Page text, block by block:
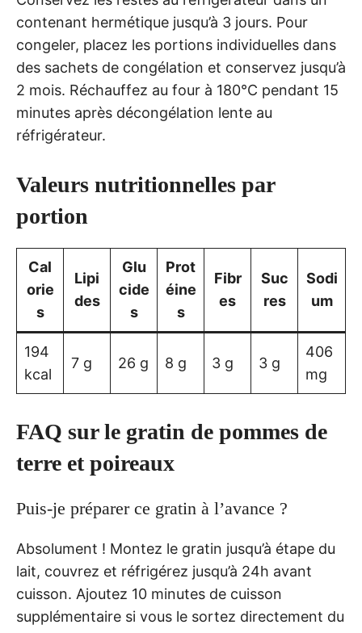
contenant hermétique jusqu’à 3 jours. Pour
congeler, placez les portions individuelles dans
des sachets de congélation et conservez jusqu’à
2 mois. Réchauffez au four à 180°C pendant 15
minutes après décongélation lente au
réfrigérateur.
Valeurs nutritionnelles par
portion
Cal
orie
s
Lipi
des
Glu
cide
s
Prot
éine
s
Fibr
es
Suc
res
Sodi
um
194
kcal
7 g 26 g 8 g 3 g 3 g
406
mg
FAQ sur le gratin de pommes de
terre et poireaux
Puis-je préparer ce gratin à l’avance ?
Absolument ! Montez le gratin jusqu’à étape du
lait, couvrez et réfrigérez jusqu’à 24h avant
cuisson. Ajoutez 10 minutes de cuisson
supplémentaire si vous le sortez directement du